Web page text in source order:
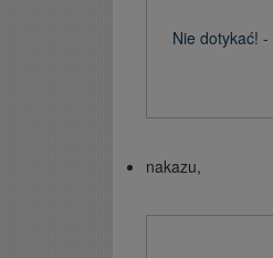
Nie dotykać!
nakazu,